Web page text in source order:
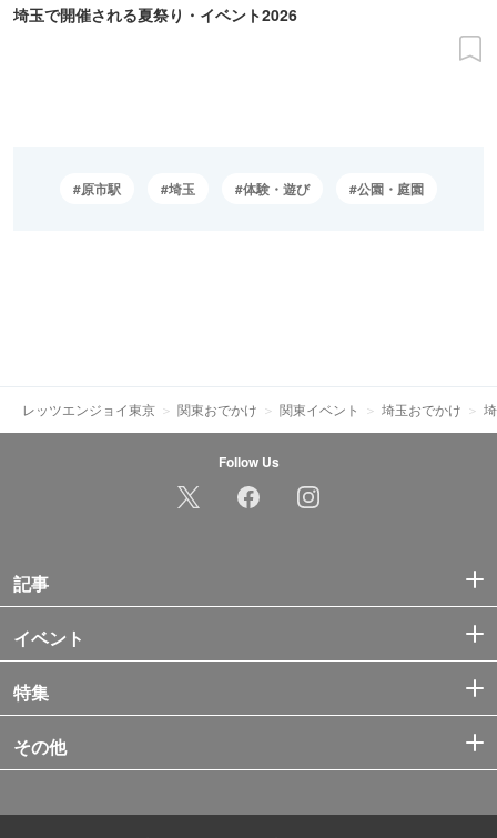
埼玉で開催される夏祭り・イベント2026
原市駅 埼玉 体験・遊び 公園・庭園
レッツエンジョイ東京 関東おでかけ 関東イベント 埼玉おでかけ
Follow Us
記事
イベント
特集
その他